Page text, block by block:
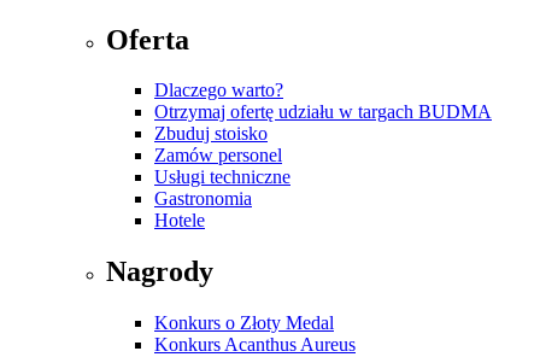
Oferta
Dlaczego warto?
Otrzymaj ofertę udziału w targach BUDMA
Zbuduj stoisko
Zamów personel
Usługi techniczne
Gastronomia
Hotele
Nagrody
Konkurs o Złoty Medal
Konkurs Acanthus Aureus